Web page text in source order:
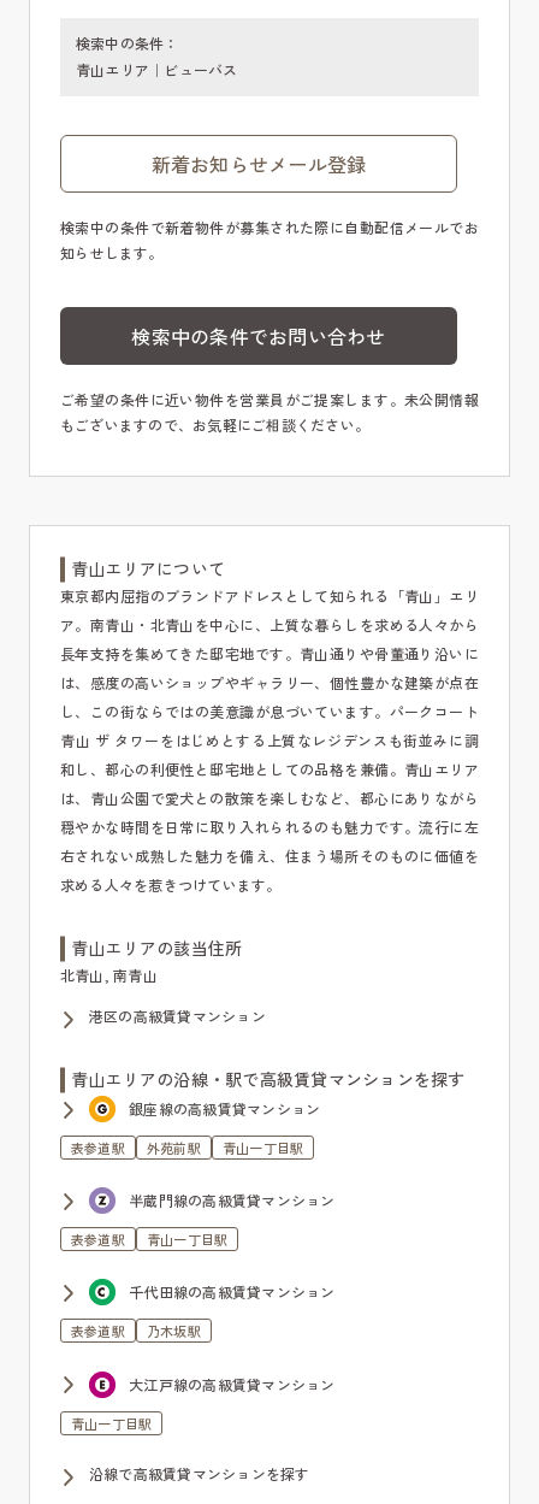
検索中の条件：
青山エリア｜ビューバス
新着お知らせメール登録
検索中の条件で新着物件が募集された際に自動配信メールでお
知らせします。
検索中の条件でお問い合わせ
ご希望の条件に近い物件を営業員がご提案します。未公開情報
もございますので、お気軽にご相談ください。
青山エリアについて
東京都内屈指のブランドアドレスとして知られる「青山」エリ
ア。南青山・北青山を中心に、上質な暮らしを求める人々から
長年支持を集めてきた邸宅地です。青山通りや骨董通り沿いに
は、感度の高いショップやギャラリー、個性豊かな建築が点在
し、この街ならではの美意識が息づいています。パークコート
青山 ザ タワーをはじめとする上質なレジデンスも街並みに調
和し、都心の利便性と邸宅地としての品格を兼備。青山エリア
は、青山公園で愛犬との散策を楽しむなど、都心にありながら
穏やかな時間を日常に取り入れられるのも魅力です。流行に左
右されない成熟した魅力を備え、住まう場所そのものに価値を
求める人々を惹きつけています。
青山エリアの該当住所
北青山, 南青山
港区の高級賃貸マンション
青山エリアの沿線・駅で高級賃貸マンションを探す
銀座線の高級賃貸マンション
表参道駅 外苑前駅 青山一丁目駅
半蔵門線の高級賃貸マンション
表参道駅 青山一丁目駅
千代田線の高級賃貸マンション
表参道駅 乃木坂駅
大江戸線の高級賃貸マンション
青山一丁目駅
沿線で高級賃貸マンションを探す